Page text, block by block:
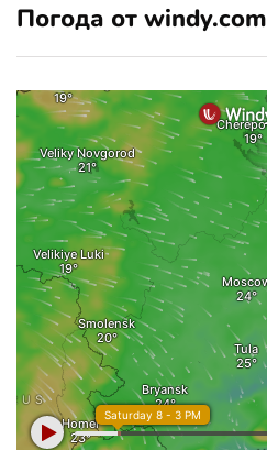
Погода от windy.com